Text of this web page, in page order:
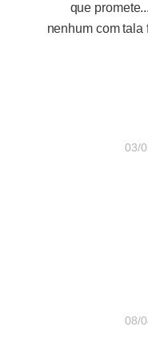
que
nenhum com
03/
08/